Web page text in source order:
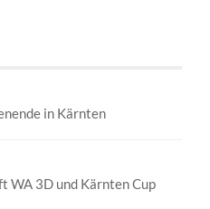
in Kärnten
WA 3D und Kärnten Cup